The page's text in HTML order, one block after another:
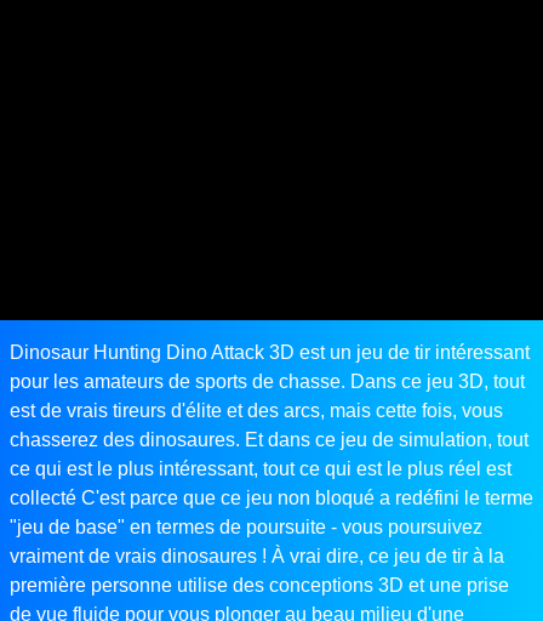
Dinosaur Hunting Dino Attack 3D est un jeu de tir intéressant
pour les amateurs de sports de chasse. Dans ce jeu 3D, tout
est de vrais tireurs d'élite et des arcs, mais cette fois, vous
chasserez des dinosaures. Et dans ce jeu de simulation, tout
ce qui est le plus intéressant, tout ce qui est le plus réel est
collecté C'est parce que ce jeu non bloqué a redéfini le terme
"jeu de base" en termes de poursuite - vous poursuivez
vraiment de vrais dinosaures ! À vrai dire, ce jeu de tir à la
première personne utilise des conceptions 3D et une prise
de vue fluide pour vous plonger au beau milieu d'une